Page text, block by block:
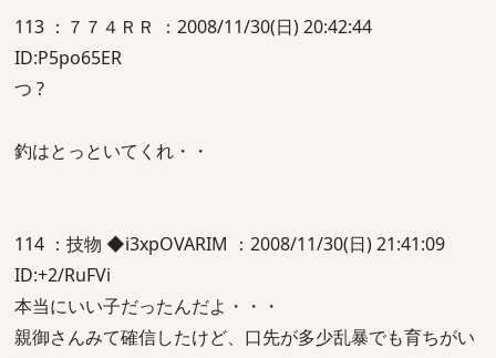
113 ：７７４ＲＲ ：2008/11/30(日) 20:42:44
ID:P5po65ER
つ ?
釣はとっといてくれ・・
114 ：技物 ◆i3xpOVARIM ：2008/11/30(日) 21:41:09
ID:+2/RuFVi
本当にいい子だったんだよ・・・
親御さんみて確信したけど、口先が多少乱暴でも育ちがい